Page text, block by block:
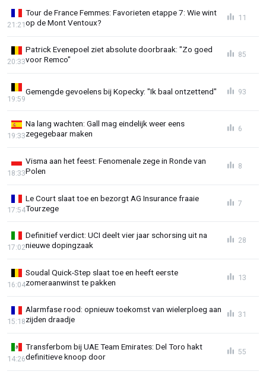
Tour de France Femmes: Favorieten etappe 7: Wie wint
op de Mont Ventoux?
21:21
11
Patrick Evenepoel ziet absolute doorbraak: "Zo goed
voor Remco"
20:33
85
Gemengde gevoelens bij Kopecky: "Ik baal ontzettend"
19:59
93
Na lang wachten: Gall mag eindelijk weer eens
zegegebaar maken
19:33
6
Visma aan het feest: Fenomenale zege in Ronde van
Polen
18:33
8
Le Court slaat toe en bezorgt AG Insurance fraaie
Tourzege
17:54
7
Definitief verdict: UCI deelt vier jaar schorsing uit na
nieuwe dopingzaak
17:02
28
Soudal Quick-Step slaat toe en heeft eerste
zomeraanwinst te pakken
16:04
13
Alarmfase rood: opnieuw toekomst van wielerploeg aan
zijden draadje
15:18
31
Transferbom bij UAE Team Emirates: Del Toro hakt
definitieve knoop door
14:26
55